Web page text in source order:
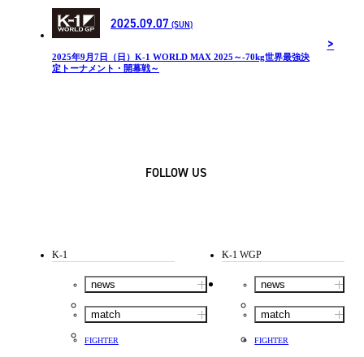
2025.09.07 (SUN)
2025年9月7日（日）K-1 WORLD MAX 2025～-70kg世界最強決
定トーナメント・開幕戦～
FOLLOW US
K-1
news
match
FIGHTER
K-1 WGP
news
match
FIGHTER